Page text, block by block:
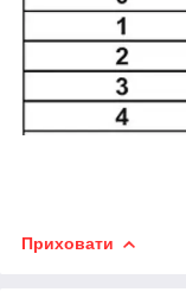
Приховати